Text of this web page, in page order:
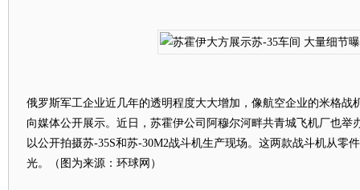
俄罗斯军工企业近几年的透明程度大大增加，像航空企业的米格战
向媒体公开展示。近日，苏霍伊公司阿穆尔河畔共青城飞机厂也举
以公开拍摄苏-35S和苏-30M2战斗机生产现场。这两款战斗机从零
光。（图为来源：环球网）